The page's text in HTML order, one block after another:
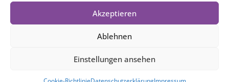
Akzeptieren
Ablehnen
Einstellungen ansehen